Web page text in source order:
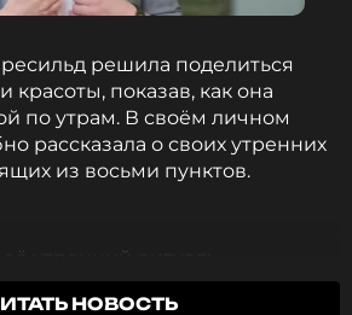
решила поделиться
красоты, показав, как она
по утрам. В своём личном
рассказала о своих утренних
из восьми пунктов.
утренний ритуал:
НОВОСТЬ